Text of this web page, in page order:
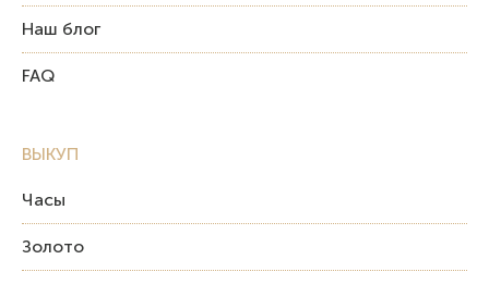
Наш блог
FAQ
ВЫКУП
Часы
Золото